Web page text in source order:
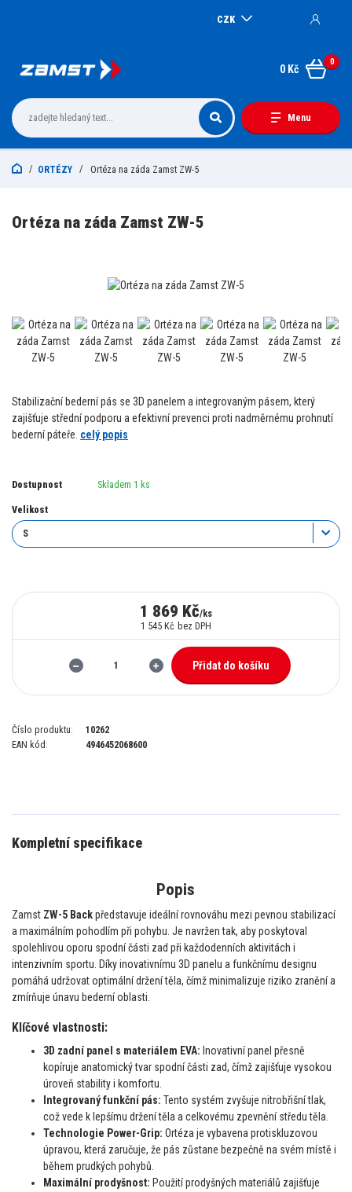
Menu
CZK
0
0 Kč
ORTÉZY Ortéza na záda Zamst ZW-5
Ortéza na záda Zamst ZW-5
Stabilizační bederní pás se 3D panelem a integrovaným pásem, který
zajišťuje střední podporu a efektivní prevenci proti nadměrnému prohnutí
bederní páteře. celý popis
Dostupnost Skladem 1 ks
Velikost
1 869 Kč/ks
1 545 Kč bez DPH
Přidat do košíku
Číslo produktu:
10262
EAN kód:
4946452068600
Kompletní specifikace
Popis
Zamst ZW-5 Backpředstavuje ideální rovnováhu mezi pevnou stabilizací
a maximálním pohodlím při pohybu. Je navržen tak, aby poskytoval
spolehlivou oporu spodní části zad při každodenních aktivitách i
intenzivním sportu. Díky inovativnímu 3D panelu a funkčnímu designu
pomáhá udržovat optimální držení těla, čímž minimalizuje riziko zranění a
zmírňuje únavu bederní oblasti.
Klíčové vlastnosti:
3D zadní panel s materiálem EVA: Inovativní panel přesně
kopíruje anatomický tvar spodní části zad, čímž zajišťuje vysokou
úroveň stability i komfortu.
Integrovaný funkční pás: Tento systém zvyšuje nitrobřišní tlak,
což vede k lepšímu držení těla a celkovému zpevnění středu těla.
Technologie Power-Grip: Ortéza je vybavena protiskluzovou
úpravou, která zaručuje, že pás zůstane bezpečně na svém místě i
během prudkých pohybů.
Maximální prodyšnost: Použití prodyšných materiálů zajišťuje